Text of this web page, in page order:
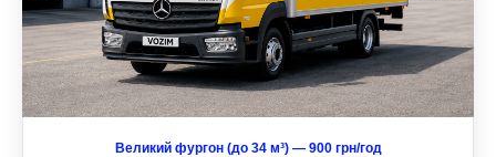
Великий фургон (до 34 м³) — 900 грн/год